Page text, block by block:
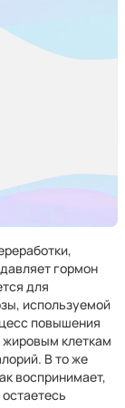
гормон
для
используемой
повышения
жировым клеткам
В то же
воспринимает,